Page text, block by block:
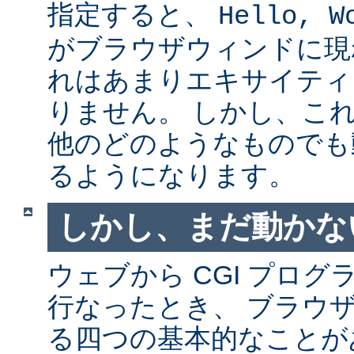
指定すると、 Hello,
がブラウザウィンドに
れはあまりエキサイテ
りません。 しかし、こ
他のどのようなもので
るようになります。
しかし、まだ動か
ウェブから CGI プログ
行なったとき、 ブラウ
る四つの基本的なこと